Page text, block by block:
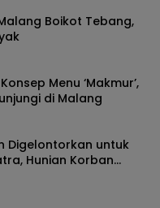
Boikot Tebang,
Menu ‘Makmur’,
di Malang
Digelontorkan untuk
Hunian Korban